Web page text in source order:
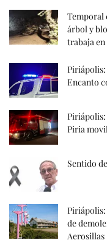
Temporal
árbol y
trabaja
Piriápolis:
Encanto
Piriápolis:
Piria
Sentido
de
Aerosillas